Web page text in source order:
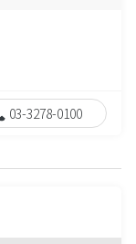
03-3278-0100